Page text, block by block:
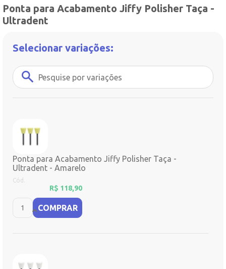
Ponta para Acabamento Jiffy Polisher Taça -
Ultradent
Selecionar variações:
Ponta para Acabamento Jiffy Polisher Taça -
Ultradent - Amarelo
Cód.
R$ 118,90
COMPRAR